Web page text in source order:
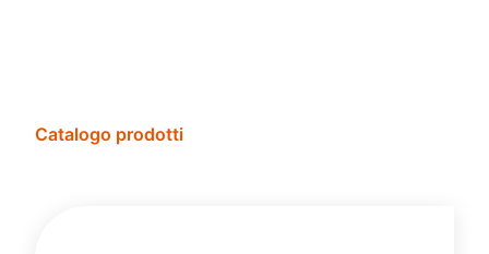
Catalogo prodotti